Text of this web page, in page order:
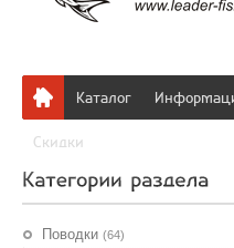
Каталог
Скидки
Поводки (64)